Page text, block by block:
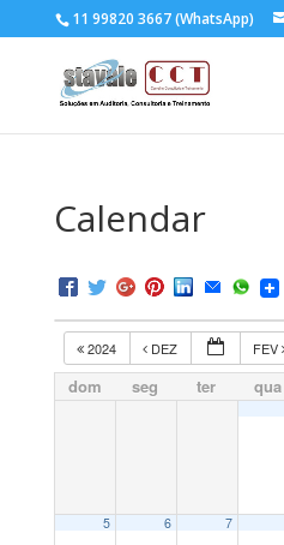
11 99820 3667 (WhatsApp)
Calendar
2024 DEZ FEV
dom seg ter qua
5 6 7